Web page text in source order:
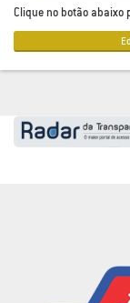
Clique no botão abaixo